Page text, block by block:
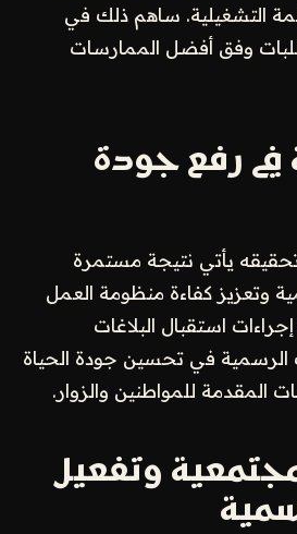
التشغيلية. ساهم ذلك في
وفق أفضل الممارسات
في رفع جودة
تحقيقه يأتي نتيجة مستمرة
وتعزيز كفاءة منظومة العمل
استقبال البلاغات
الرسمية في تحسين جودة الحياة
المقدمة للمواطنين والزوار.
وتفعيل